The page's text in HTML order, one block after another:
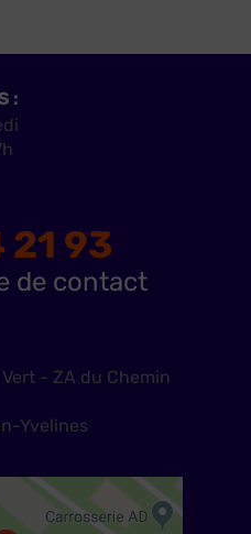
:
21 93
de contact
- ZA du Chemin
Yvelines